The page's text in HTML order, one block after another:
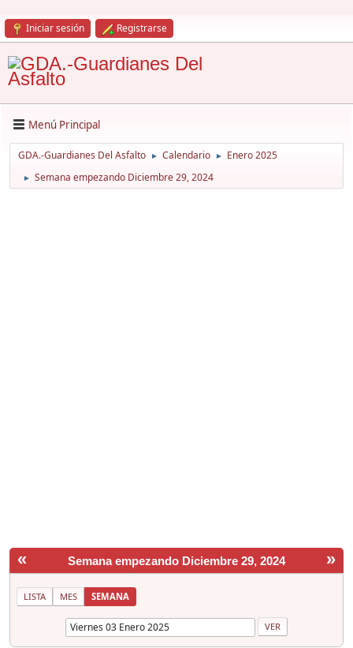
Iniciar sesión Registrarse
Menú Principal
GDA.-Guardianes Del Asfalto ► Calendario ► Enero 2025
► Semana empezando Diciembre 29, 2024
« »
Semana empezando Diciembre 29, 2024
LISTA MES SEMANA